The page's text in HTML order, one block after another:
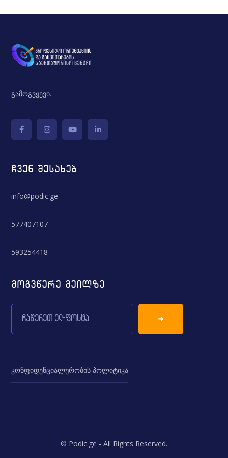
გამოგვყევი.
ჩვენ შესახებ
info@podic.ge
577407107
593254418
მოგვწერე მეილზე
კონფიდენციალურობის პოლიტიკა
© Podic.ge - All Rights Reserved.